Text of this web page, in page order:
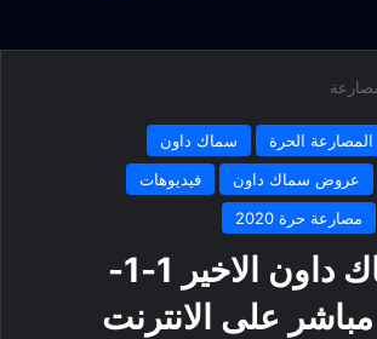
المصارعة الحرة
سماك داون
عروض سماك داون
فيديوهات
مصارعة حرة 2020
عرض سماك داون الاخير 1-1-